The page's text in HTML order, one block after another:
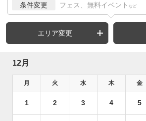
条件変更 フェス、無料イベント など
エリア変更
12月
月 火 水 木 金
1 2 3 4 5